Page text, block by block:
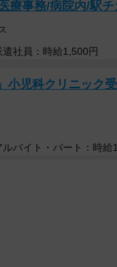
アカウントに届いた「ｅ
ら通知メッセージ
記者のＬＩＮＥアカ
年相次ぐ「フィッシ
くと「うちから送っ
療事務/病院内/駅
遣社員：時給1,500円
小児科クリニック
ルバイト・パート：時給